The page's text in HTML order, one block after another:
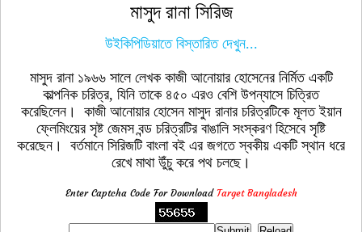
মাসুদ রানা সিরিজ
উইকিপিডিয়াতে বিস্তারিত দেখুন...
মাসুদ রানা ১৯৬৬ সালে লেখক কাজী আনোয়ার হোসেনের নির্মিত একটি
কাল্পনিক চরিত্র, যিনি তাকে ৪৫০ এরও বেশি উপন্যাসে চিত্রিত
করেছিলেন। কাজী আনোয়ার হোসেন মাসুদ রানার চরিত্রটিকে মূলত ইয়ান
ফ্লেমিংয়ের সৃষ্ট জেমস বন্ড চরিত্রটির বাঙালি সংস্করণ হিসেবে সৃষ্টি
করেছেন। বর্তমানে সিরিজটি বাংলা বই এর জগতে স্বকীয় একটি স্থান ধরে
রেখে মাথা উুঁচু করে পথ চলছে।
Enter Captcha Code For Download Target Bangladesh